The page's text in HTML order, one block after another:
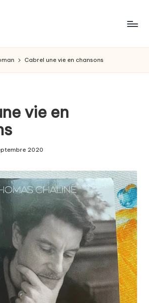
Cabrel une vie en chansons
vie en
2020